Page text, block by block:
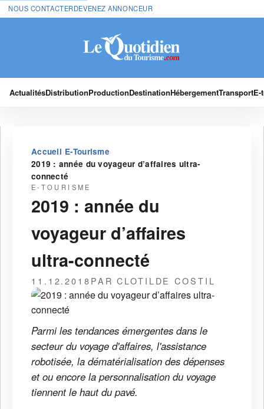
NOUS CONTACTERDEVENEZ ANNONCEUR
ActualitésDistributionProductionDestinationHébergementTransport
Accueil›E-Tourisme›
2019 : année du voyageur d’affaires ultra-
connecté
E-TOURISME
2019 : année du
voyageur d’affaires
ultra-connecté
11.12.2018PAR CLOTILDE COSTIL
Parmi les tendances émergentes dans le
secteur du voyage d'affaires, l'assistance
robotisée, la dématérialisation des dépenses
et ou encore la personnalisation du voyage
tiennent le haut du pavé.